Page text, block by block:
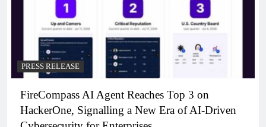
PRESS RELEASE
FireCompass AI Agent Reaches Top 3 on
HackerOne, Signalling a New Era of AI-Driven